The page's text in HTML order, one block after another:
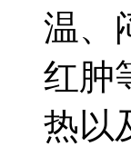
温、
红肿
热以